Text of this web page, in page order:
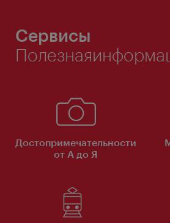
Сервисы
Достопримечательности
от А до Я